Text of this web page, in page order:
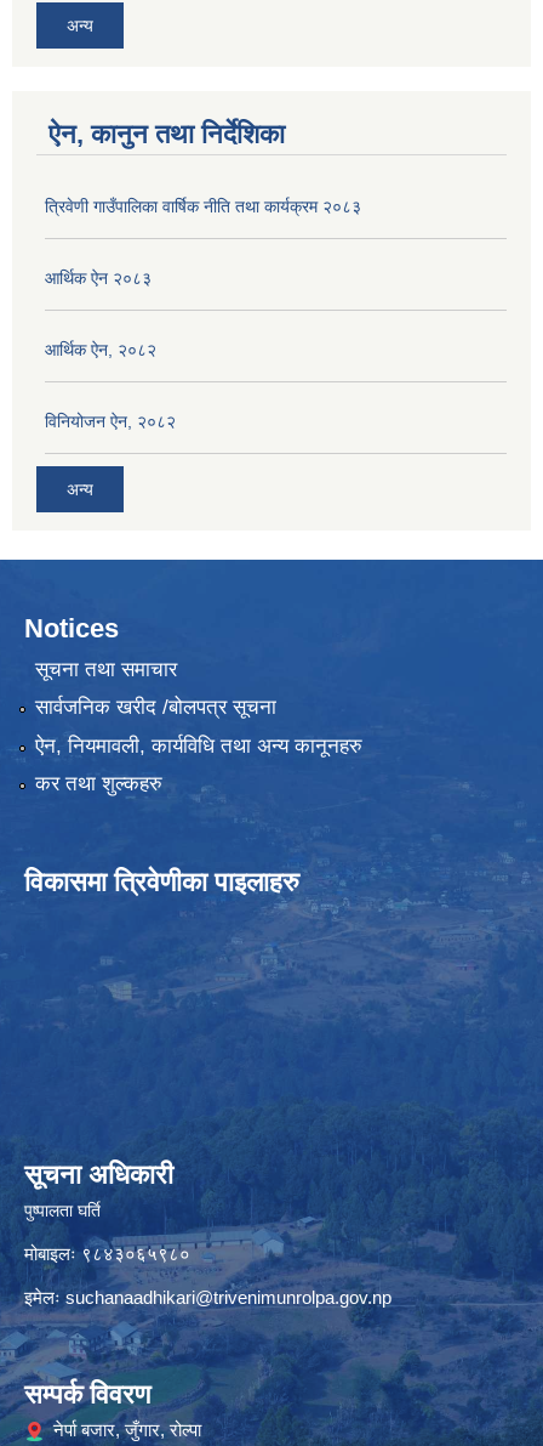
अन्य
ऐन, कानुन तथा निर्देशिका
त्रिवेणी गाउँपालिका वार्षिक नीति तथा कार्यक्रम २०८३
आर्थिक ऐन २०८३
आर्थिक ऐन, २०८२
विनियोजन ऐन, २०८२
अन्य
Notices
सूचना तथा समाचार
सार्वजनिक खरीद /बोलपत्र सूचना
ऐन, नियमावली, कार्यविधि तथा अन्य कानूनहरु
कर तथा शुल्कहरु
विकासमा त्रिवेणीका पाइलाहरु
सूचना अधिकारी
पुष्पालता घर्ति
मोबाइलः ९८४३०६५९८०
इमेलःsuchanaadhikari@trivenimunrolpa.gov.np
सम्पर्क विवरण
नेर्पा बजार, जुँगार, रोल्पा